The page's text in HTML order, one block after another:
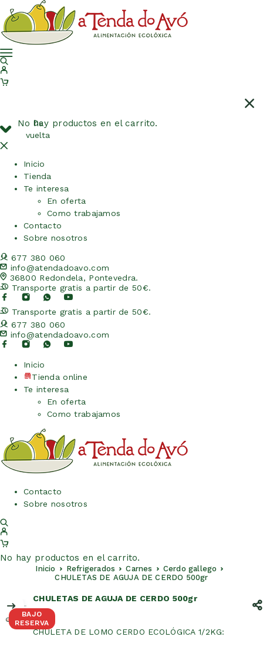
No hay productos en el carrito.
De
vuelta
Inicio
Tienda
Te interesa
En oferta
Como trabajamos
Contacto
Sobre nosotros
677 380 060
info@atendadoavo.com
36800 Redondela, Pontevedra.
Transporte gratis a partir de 50€.
Transporte gratis a partir de 50€.
677 380 060
info@atendadoavo.com
Inicio
Tienda online
Te interesa
En oferta
Como trabajamos
Contacto
Sobre nosotros
No hay productos en el carrito.
Inicio Refrigerados Carnes
Cerdo gallego
CHULETAS DE AGUJA DE CERDO 500gr
BAJO
RESERVA
CHULETAS DE AGUJA DE CERDO 500gr
CHULETA DE LOMO CERDO ECOLÓGICA 1/2KG: